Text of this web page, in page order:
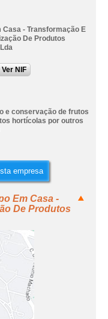
Casa - Transformação E
De Produtos
Ver NIF
e conservação de frutos
hortícolas por outros
empresa
Em Casa -
De Produtos